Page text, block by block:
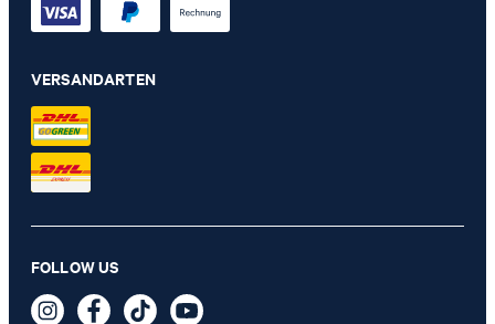
Leinen-Einstecktuch in Blau gemustert
19,95 €
inkl. MwSt
VERSANDARTEN
FOLLOW US